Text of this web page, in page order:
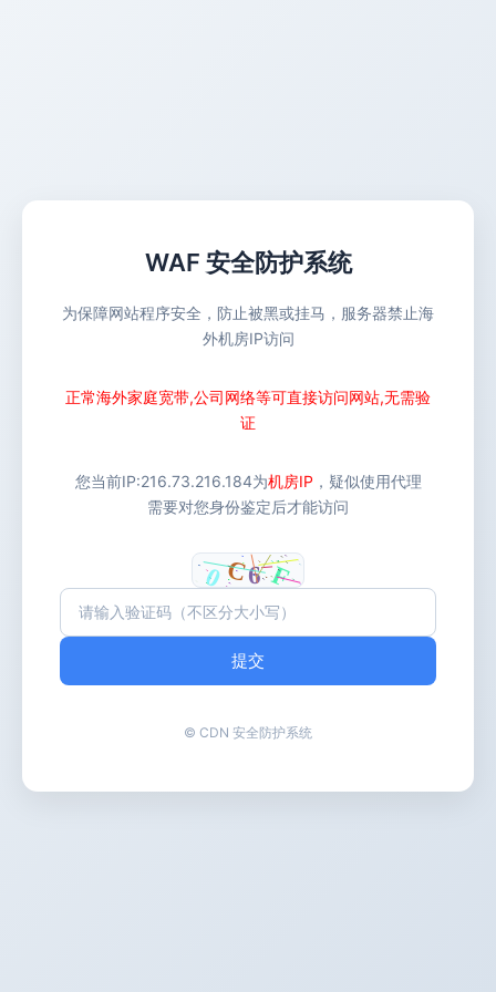
WAF 安全防护系统
为保障网站程序安全，防止被黑或挂马，服务器禁止海
外机房IP访问
正常海外家庭宽带,公司网络等可直接访问网站,无需验
证
您当前IP:216.73.216.184为机房IP ，疑似使用代理
需要对您身份鉴定后才能访问
提交
© CDN 安全防护系统